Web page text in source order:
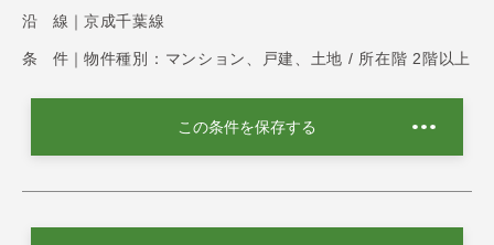
沿 線｜ 京成千葉線
条 件｜ 物件種別：マンション、戸建、土地 / 所在階 2階以上
この条件を保存する